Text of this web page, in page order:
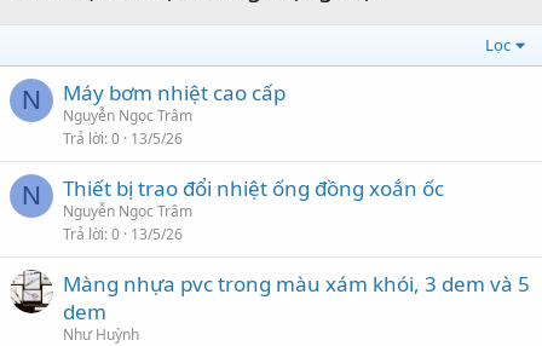
Lọc
N Máy bơm nhiệt cao cấp
Nguyễn Ngọc Trâm
Trả lời 0 13/5/26
N Thiết bị trao đổi nhiệt ống đồng xoắn ốc
Nguyễn Ngọc Trâm
Trả lời 0 13/5/26
Màng nhựa pvc trong màu xám khói, 3 dem và 5
dem
Như Huỳnh